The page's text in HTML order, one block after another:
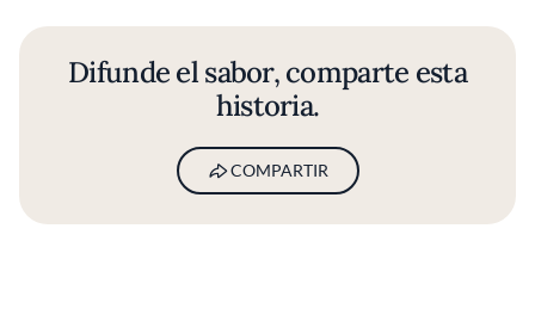
Difunde el sabor, comparte esta
historia.
COMPARTIR